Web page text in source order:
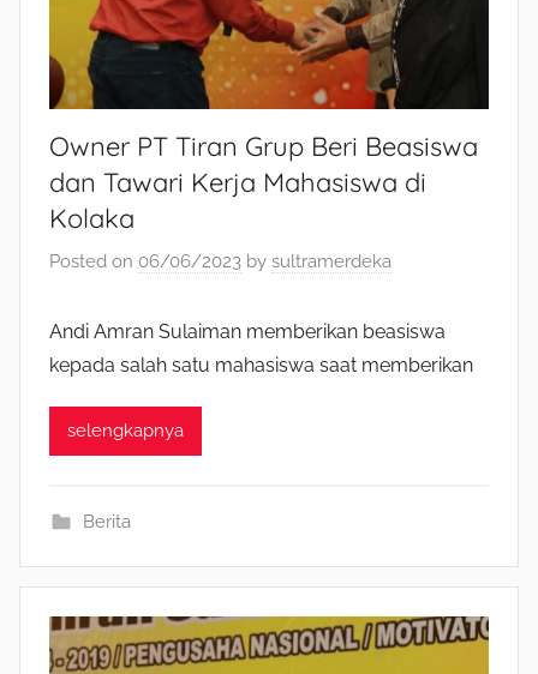
Owner PT Tiran Grup Beri Beasiswa
dan Tawari Kerja Mahasiswa di
Kolaka
Posted on 06/06/2023 by sultramerdeka
Andi Amran Sulaiman memberikan beasiswa
kepada salah satu mahasiswa saat memberikan
selengkapnya
Berita